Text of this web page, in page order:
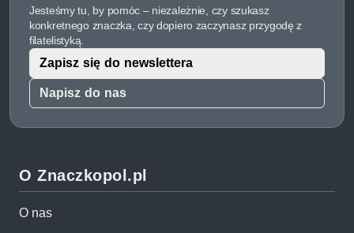
Jesteśmy tu, by pomóc – niezależnie, czy szukasz
konkretnego znaczka, czy dopiero zaczynasz przygodę z
filatelistyką.
Napisz do nas
Zapisz się do newslettera
O Znaczkopol.pl
O nas